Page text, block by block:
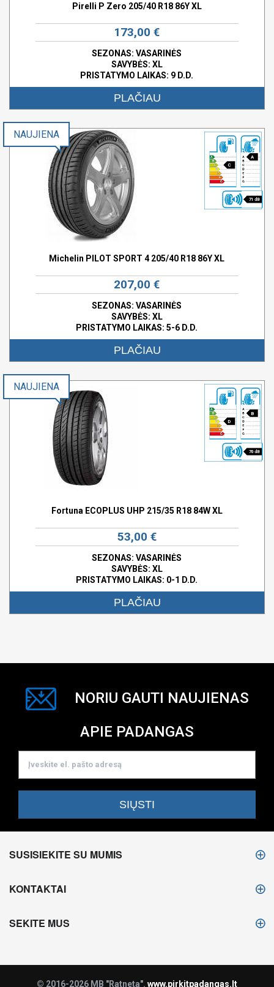
Pirelli P Zero 205/40 R18 86Y XL
173,00 €
SEZONAS: VASARINĖS
SAVYBĖS: XL
PRISTATYMO LAIKAS: 9 D.D.
PLAČIAU
C
A
71 dB
NAUJIENA
Michelin PILOT SPORT 4 205/40 R18 86Y XL
207,00 €
SEZONAS: VASARINĖS
SAVYBĖS: XL
PRISTATYMO LAIKAS: 5-6 D.D.
PLAČIAU
D
B
70 dB
NAUJIENA
Fortuna ECOPLUS UHP 215/35 R18 84W XL
53,00 €
SEZONAS: VASARINĖS
SAVYBĖS: XL
PRISTATYMO LAIKAS: 0-1 D.D.
PLAČIAU
NORIU GAUTI NAUJIENAS
APIE PADANGAS
SUSISIEKITE SU MUMIS
KONTAKTAI
SEKITE MUS
© 2016-2026 MB "Ratneta". www.pirkitpadangas.lt